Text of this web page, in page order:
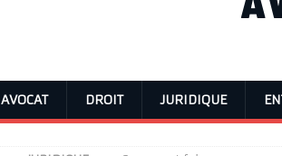
AVOCAT DROIT JURIDIQUE